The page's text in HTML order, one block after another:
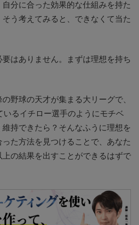
分に合った効果的な仕組みを持た
う考えてみると、できなくて当た
はありません。まずは理想を持ち
野球の天才が集まる大リーグで、
いるイチロー選手のようにモチベ
持できたら？そんなふうに理想を
た方法を見つけることで、あなた
の結果を出すことができるはずで